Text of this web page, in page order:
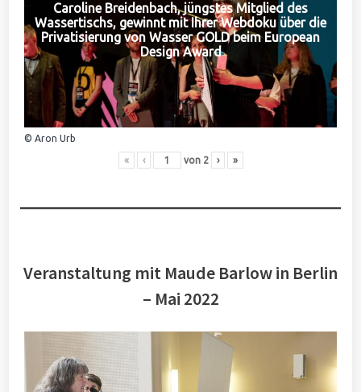
Caroline Breidenbach, jüngstes Mitglied des
Wassertischs, gewinnt mit Ihrer Webdoku über die
Privatisierung von Wasser GOLD beim European
Design Award
© Aron Urb
« ‹ von 2 › »
Veranstaltung mit Maude Barlow in Berlin
– Mai 2022